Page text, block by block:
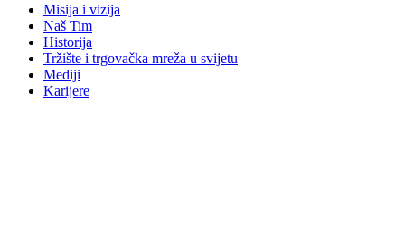
Misija i vizija
Naš Tim
Historija
Tržište i trgovačka mreža u svijetu
Mediji
Karijere